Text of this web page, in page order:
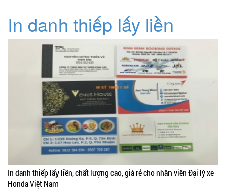
In danh thiếp lấy liền
In danh thiếp lấy liền, chất lượng cao, giá rẻ cho nhân viên Đại lý xe
Honda Việt Nam